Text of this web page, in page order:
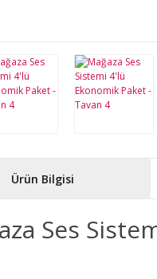
Ürün Bilgisi
Ses